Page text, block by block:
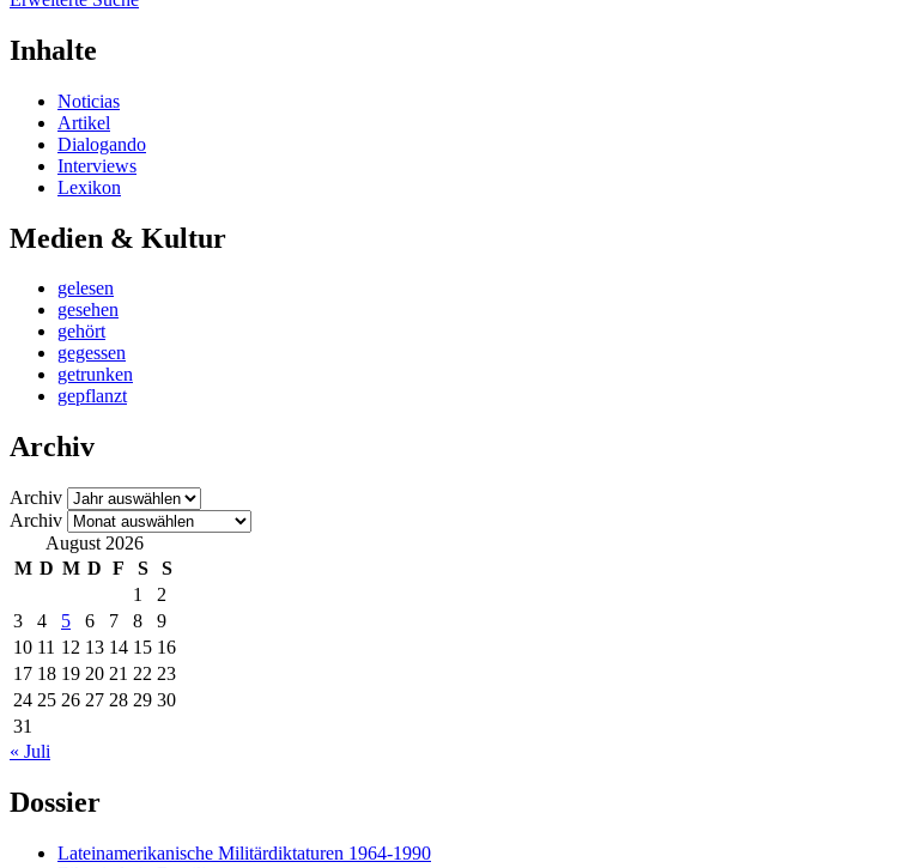
Inhalte
Noticias
Artikel
Dialogando
Interviews
Lexikon
Medien & Kultur
gelesen
gesehen
gehört
gegessen
getrunken
gepflanzt
Archiv
Archiv
Archiv
August 2026
M D M D F S
S
1
2
3
4 5 6 7 8
9
10 11 12 13 14 15 16
17 18 19 20 21 22 23
24 25 26 27 28 29 30
31
« Juli
Dossier
Lateinamerikanische Militärdiktaturen 1964-1990